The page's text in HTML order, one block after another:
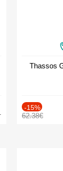
Thassos
-15%
62.38€